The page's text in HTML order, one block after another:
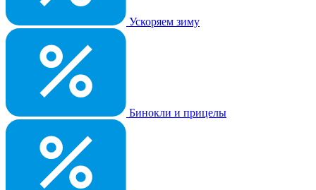
Ускоряем зиму
Бинокли и прицелы